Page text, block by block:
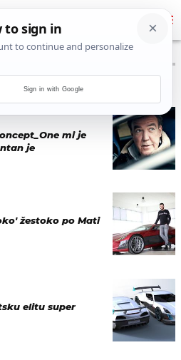
ZA TAG “
mi je
je
žestoko po Mati
elitu super
Sign in with Google